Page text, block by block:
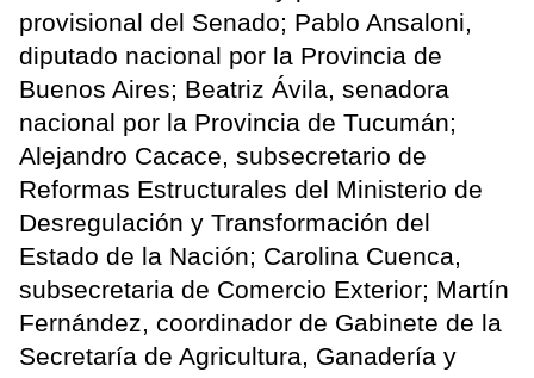
provisional del Senado; Pablo Ansaloni,
diputado nacional por la Provincia de
Buenos Aires; Beatriz Ávila, senadora
nacional por la Provincia de Tucumán;
Alejandro Cacace, subsecretario de
Reformas Estructurales del Ministerio de
Desregulación y Transformación del
Estado de la Nación; Carolina Cuenca,
subsecretaria de Comercio Exterior; Martín
Fernández, coordinador de Gabinete de la
Secretaría de Agricultura, Ganadería y